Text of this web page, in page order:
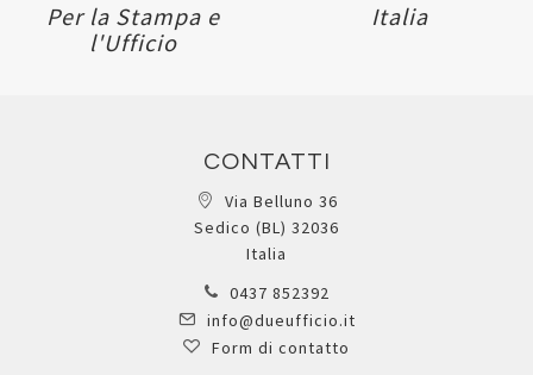
Per la Stampa e
l'Ufficio
Italia
CONTATTI
Via Belluno 36
Sedico (BL) 32036
Italia
0437 852392
info@dueufficio.it
Form di contatto